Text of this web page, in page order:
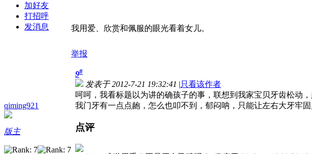
加好友
打招呼
发消息
我用爱、欣赏和佩服的眼光看着女儿。
举报
qiming921
版主
9#
发表于 2012-7-21 19:32:41 |只看该作者
呵呵，我看标题以为讲的确孩子的事，联想到我家宝贝牙齿松动
我门牙有一点点龅，怎么也叩不到，郁闷呐，只能让左右大牙牢固
点评